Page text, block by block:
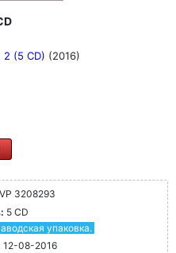
2 (5 CD) (2016)
3208293
5 CD
упаковка.
12-08-2016